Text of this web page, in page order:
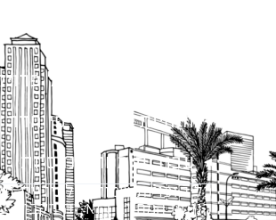
עבודות מטה הנדסיות
הנחיות תכנון ודפי חדר
מתודולוגיה לניהול
כל הזכויות שמורות לעיריית
הנוסח המחייב הוא זה הקבוע